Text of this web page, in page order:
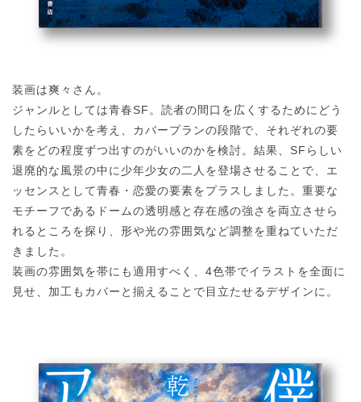
装画は爽々さん。
ジャンルとしては青春SF。読者の間口を広くするためにどう
したらいいかを考え、カバープランの段階で、それぞれの要
素をどの程度ずつ出すのがいいのかを検討。結果、SFらしい
退廃的な風景の中に少年少女の二人を登場させることで、エ
ッセンスとして青春・恋愛の要素をプラスしました。重要な
モチーフであるドームの透明感と存在感の強さを両立させら
れるところを探り、形や光の雰囲気など調整を重ねていただ
きました。
装画の雰囲気を帯にも適用すべく、4色帯でイラストを全面に
見せ、加工もカバーと揃えることで目立たせるデザインに。